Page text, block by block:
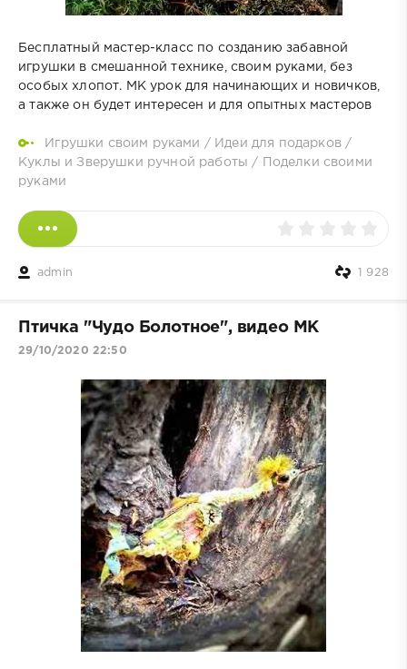
Бесплатный мастер-класс по созданию забавной
игрушки в смешанной технике, своим руками, без
особых хлопот. МК урок для начинающих и новичков,
а также он будет интересен и для опытных мастеров
Игрушки своим руками / Идеи для подарков/
Куклы и Зверушки ручной работы
/
Поделки своими
руками
admin 1 928
Птичка "Чудо Болотное", видео МК
29/10/2020 22:50